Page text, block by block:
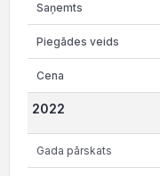
2022
Gada pārskats